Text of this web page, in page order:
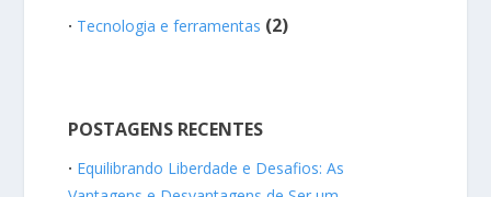
Tecnologia e ferramentas (2)
POSTAGENS RECENTES
Equilibrando Liberdade e Desafios: As